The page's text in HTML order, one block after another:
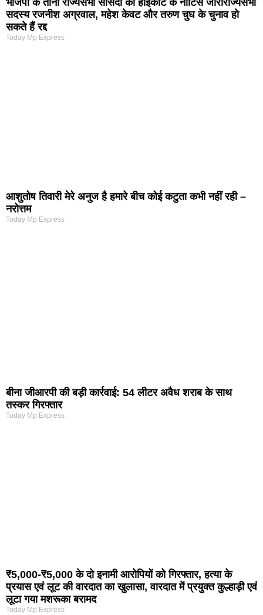
भाजपा के तीनों राज्यसभा सांसदों को हाईकोर्ट के नोटिस जारीराज्यसभा
सदस्य रजनीश अग्रवाल, महेश केवट और तरुण चुघ के चुनाव हो
सकते हैं रद्द
Today Mp Express
आशुतोष तिवारी मेरे अनुज है हमारे बीच कोई कटुता कभी नहीं रही –
नरोत्तम
Today Mp Express
बीना जीआरपी की बड़ी कार्रवाई: 54 लीटर अवैध शराब के साथ
तस्कर गिरफ्तार
Today Mp Express
₹5,000-₹5,000 के दो इनामी आरोपियों को गिरफ्तार, हत्या के
प्रयास एवं लूट की वारदात का खुलासा, वारदात में प्रयुक्त कुल्हाड़ी एवं
लूटा गया मशरूका बरामद
Today Mp Express